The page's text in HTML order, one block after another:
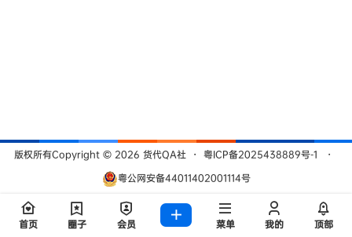
版权所有Copyright © 2026 货代QA社 ・ 粤ICP备2025438889号-1
・
粤公网安备44011402001114号
查询 209 次，耗时 0.4821 秒
首页
圈子 会员 菜单 我的 顶部